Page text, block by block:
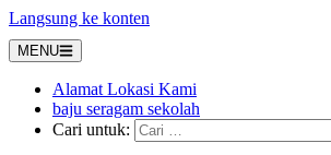
Langsung ke konten
MENU
Alamat Lokasi Kami
baju seragam sekolah
Cari untuk: